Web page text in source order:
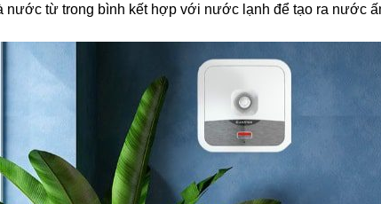
nước từ trong bình kết hợp với nước lạnh để tạo ra nước